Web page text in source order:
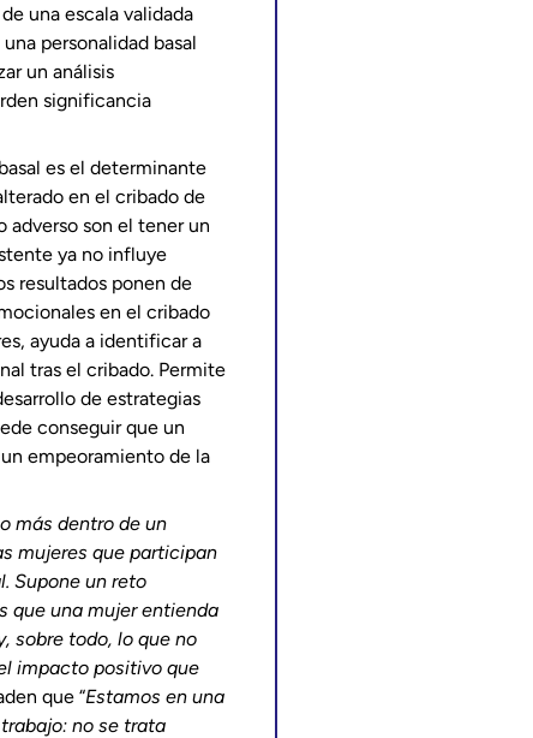
una escala validada
personalidad basal
un análisis
significancia
es el determinante
en el cribado de
son el tener un
ya no influye
resultados ponen de
en el cribado
ayuda a identificar a
tras el cribado. Permite
de estrategias
conseguir que un
empeoramiento de la
más dentro de un
mujeres que participan
Supone un reto
que una mujer entienda
sobre todo, lo que no
impacto positivo que
que “Estamos en una
no se trata